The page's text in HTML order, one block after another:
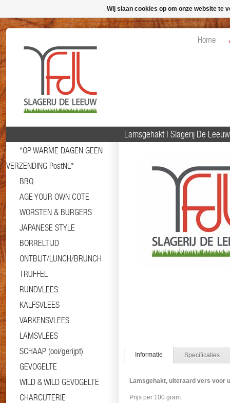
Home
*OP WARME DAGEN GEEN
VERZENDING PostNL*
BBQ
AGE YOUR OWN COTE
WORSTEN & BURGERS
JAPANESE STYLE
BORRELTIJD
ONTBIJT/LUNCH/BRUNCH
TRUFFEL
RUNDVLEES
KALFSVLEES
VARKENSVLEES
LAMSVLEES
SCHAAP (ooi/gerijpt)
GEVOGELTE
WILD & WILD GEVOGELTE
CHARCUTERIE
Lamsgehakt | Slagerij De
Informatie Specificaties
Lamsgehakt, uiteraard vers voor
Prijs per 100 gram.
Wij slaan cookies op om onze website te